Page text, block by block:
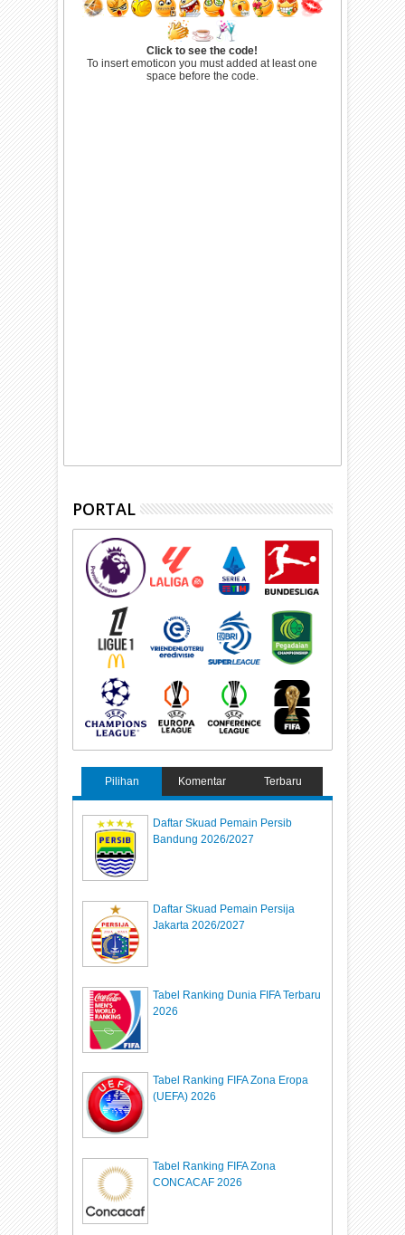
Click to see the code!
To insert emoticon you must added at least one
space before the code.
PORTAL
Pilihan Komentar Terbaru
Daftar Skuad Pemain Persib
Bandung 2026/2027
Daftar Skuad Pemain Persija
Jakarta 2026/2027
Tabel Ranking Dunia FIFA Terbaru
2026
Tabel Ranking FIFA Zona Eropa
(UEFA) 2026
Tabel Ranking FIFA Zona
CONCACAF 2026